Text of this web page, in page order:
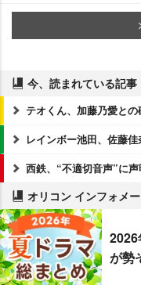
今、読まれている記事
テオくん、加藤乃愛と
レインボー池田、佐藤
西鉄、“不適切音声”に
オリコン インフォメ
が勢